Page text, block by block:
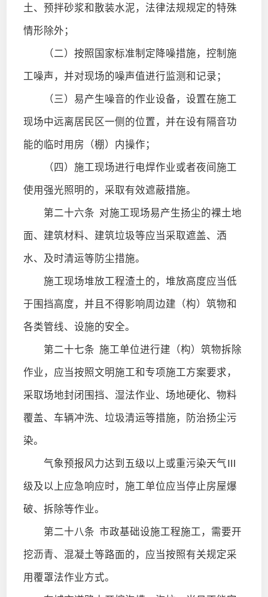
土、预拌砂浆和散装水泥，法律法规规定的特殊
情形除外；
（二）按照国家标准制定降噪措施，控制施
工噪声，并对现场的噪声值进行监测和记录；
（三）易产生噪音的作业设备，设置在施工
现场中远离居民区一侧的位置，并在设有隔音功
能的临时用房（棚）内操作；
（四）施工现场进行电焊作业或者夜间施工
使用强光照明的，采取有效遮蔽措施。
第二十六条 对施工现场易产生扬尘的裸土地
面、建筑材料、建筑垃圾等应当采取遮盖、洒
水、及时清运等防尘措施。
施工现场堆放工程渣土的，堆放高度应当低
于围挡高度，并且不得影响周边建（构）筑物和
各类管线、设施的安全。
第二十七条 施工单位进行建（构）筑物拆除
作业，应当按照文明施工和专项施工方案要求，
采取场地封闭围挡、湿法作业、场地硬化、物料
覆盖、车辆冲洗、垃圾清运等措施，防治扬尘污
染。
气象预报风力达到五级以上或重污染天气Ⅲ
级及以上应急响应时，施工单位应当停止房屋爆
破、拆除等作业。
第二十八条 市政基础设施工程施工，需要开
挖沥青、混凝土等路面的，应当按照有关规定采
用覆罩法作业方式。